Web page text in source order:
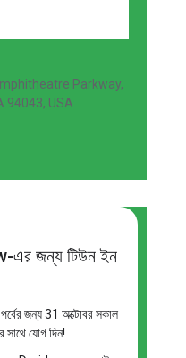
Parkway,
94043, USA
জন্য টিউন ইন
জন্য 31 অক্টোবর সকাল
যোগ দিন!